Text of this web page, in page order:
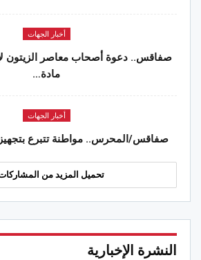
أخبار الجهات
صفاقس.. دعوة أصحاب معاصر الزيتون
مادة…
أخبار الجهات
صفاقس/المحرس.. مواطنة تتبرع
تحميل المزيد من
النشرة الإخبارية